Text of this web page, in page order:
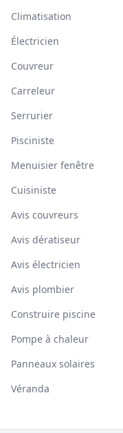
Climatisation
Électricien
Couvreur
Carreleur
Serrurier
Pisciniste
Menuisier fenêtre
Cuisiniste
Avis couvreurs
Avis dératiseur
Avis électricien
Avis plombier
Construire piscine
Pompe à chaleur
Panneaux solaires
Véranda